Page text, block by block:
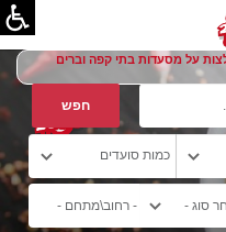
על מסעדות בתי קפה וברים